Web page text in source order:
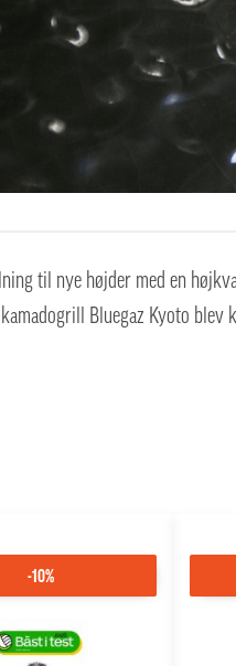
til nye højder med en
Bluegaz Kyoto blev
-10%